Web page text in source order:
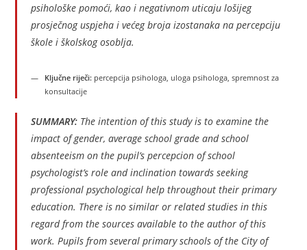
psihološke pomoći, kao i negativnom uticaju lošijeg
prosječnog uspjeha i većeg broja izostanaka na percepciju
škole i školskog osoblja.
Ključne riječi: percepcija psihologa, uloga psihologa, spremnost za
konsultacije
SUMMARY: The intention of this study is to examine the
impact of gender, average school grade and school
absenteeism on the pupil’s percepcion of school
psychologist’s role and inclination towards seeking
professional psychological help throughout their primary
education. There is no similar or related studies in this
regard from the sources available to the author of this
work. Pupils from several primary schools of the City of